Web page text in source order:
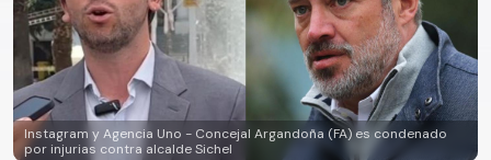
Instagram y Agencia Uno - Concejal Argandoña (FA) es condenado
por injurias contra alcalde Sichel